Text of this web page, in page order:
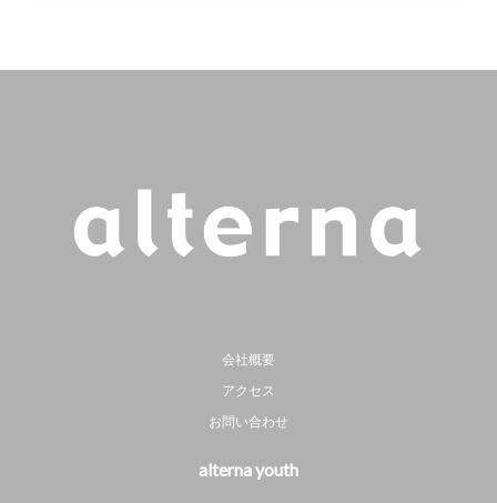
会社概要
アクセス
お問い合わせ
alterna youth